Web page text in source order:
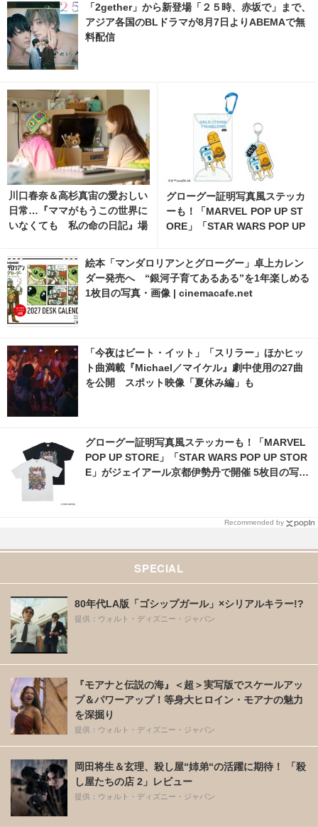
「2gether」から新登場「２５時、赤坂で」まで、
アジア各国のBLドラマが8月7日よりABEMAで無
料配信
川口春奈＆高杉真宙の愛おしい
日常…『ママがもうこの世界に
いなくても 私の命の日記』場
nemacafe.net
グローグー証明写真風ステッカ
ーも！「MARVEL POP UP ST
ORE」「STAR WARS POP UP
伊勢丹で開催 8枚目の写真・画
像 | cinemacafe.net
絵本「マンダロリアンとグローグー」卓上カレン
ダー発売へ “銀河子育てあるある”を1年楽しめる
1枚目の写真・画像 | cinemacafe.net
「今夜はビート・イット」「スリラー」ほかヒッ
ト曲満載『Michael／マイケル』劇中使用の27曲
を公開 スポット映像「夏休み編」も
グローグー証明写真風ステッカーも！「MARVEL
POP UP STORE」「STAR WARS POP UP STOR
E」がジェイアール京都伊勢丹で開催 5枚目の写
Recommended by
SPECIAL
80年代LA版「ゴシップガール」×シリアルキラー!?
提供：ウォルト・ディズニー・ジャパン
『モアナと伝説の海』＜超＞実写版でスケールアッ
プ＆パワーアップ！等身大ヒロイン・モアナの魅力
を深掘り
提供：ウォルト・ディズニー・ジャパン
岡田将生＆玄理、殺し屋“姉弟“の活躍に期待！ 「殺
し屋たちの店 2」レビュー
提供：ウォルト・ディズニー・ジャパン